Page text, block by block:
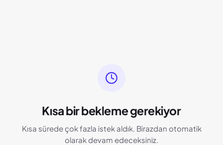
Kısa bir bekleme gerekiyor
Kısa sürede çok fazla istek aldık. Birazdan otomatik
olarak devam edeceksiniz.